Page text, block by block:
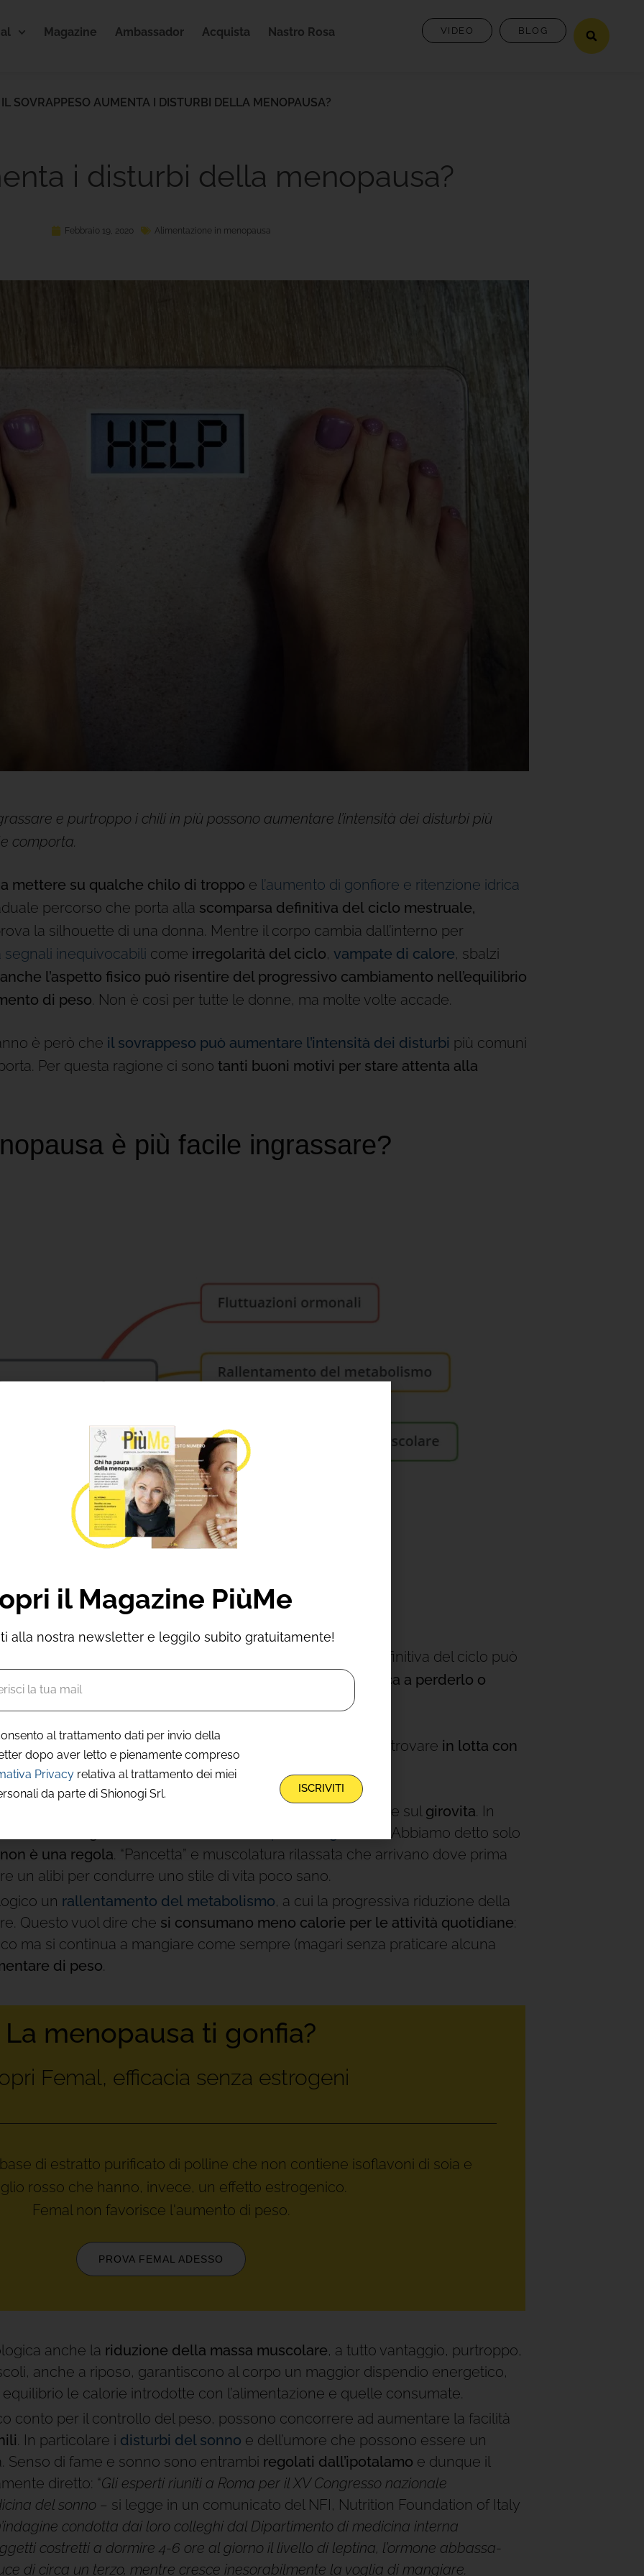
Magazine Ambassador Acquista Nastro Rosa VIDEO BLOG
IL SOVRAPPESO AUMENTA I DISTURBI DELLA MENOPAUSA?
i disturbi della menopausa?
Febbraio 19, 2020 Alimentazione in menopausa
e purtroppo i chili in più possono aumentare l’intensità dei disturbi più
comporta.
mettere su qualche chilo di troppo e l’aumento di gonfiore e ritenzione idrica
percorso che porta alla scomparsa definitiva del ciclo mestruale,
la silhouette di una donna. Mentre il corpo cambia dall’interno per
segnali inequivocabili come irregolarità del ciclo, vampate di calore, sbalzi
anche l’aspetto fisico può risentire del progressivo cambiamento nell’equilibrio
di peso. Non è così per tutte le donne, ma molte volte accade.
è però che il sovrappeso può aumentare l’intensità dei disturbi più comuni
Per questa ragione ci sono tanti buoni motivi per stare attenta alla
è più facile ingrassare?
che il periodo precedente la cessazione definitiva del ciclo può
quale
si tende a mettere su peso. E si fa anche più fatica a perderlo o
fattori che, messi insieme, possono concorrere a farti trovare in lotta con
principali responsabili della tendenza ad accumulare adipe sul girovita. In
. Abbiamo detto solo
non è una regola. “Pancetta” e muscolatura rilassata che arrivano dove prima
un alibi per condurre uno stile di vita poco sano.
un rallentamento del metabolismo, a cui la progressiva riduzione della
Questo vuol dire che si consumano meno calorie per le attività quotidiane:
ma si continua a mangiare come sempre (magari senza praticare alcuna
di peso.
La menopausa ti gonfia?
Femal, efficacia senza estrogeni
di estratto purificato di polline che non contiene isoflavoni di soia e
rosso che hanno, invece, un effetto estrogenico.
Femal non favorisce l'aumento di peso.
PROVA FEMAL ADESSO
anche la riduzione della massa muscolare, a tutto vantaggio, purtroppo,
anche a riposo, garantiscono al corpo un maggior dispendio energetico,
le calorie introdotte con l’alimentazione e quelle consumate.
conto per il controllo del peso, possono concorrere ad aumentare la facilità
. In particolare i disturbi del sonno e dell’umore che possono essere un
di fame e sonno sono entrambi regolati dall’ipotalamo e dunque il
diretto: “Gli esperti riuniti a Roma per il XV Congresso nazionale
del sonno – si legge in un comunicato del NFI, Nutrition Foundation of Italy
condotta dai loro colleghi dal Dipartimento di medicina interna
costretti a dormire 4-6 ore al giorno il livello di leptina, l’ormone abbassa-
di circa un terzo, mentre cresce inesorabilmente la voglia di mangiare.
il Magazine PiùMe
alla nostra newsletter e leggilo subito gratuitamente!
al trattamento dati per invio della
dopo aver letto e pienamente compreso
Privacy relativa al trattamento dei miei
da parte di Shionogi Srl.
ISCRIVITI